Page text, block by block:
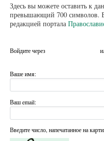
Здесь вы можете оставить к
превышающий 700 символов.
редакцией портала
Войдите через
Ваше имя:
Ваш email:
Введите число, напечатанное на